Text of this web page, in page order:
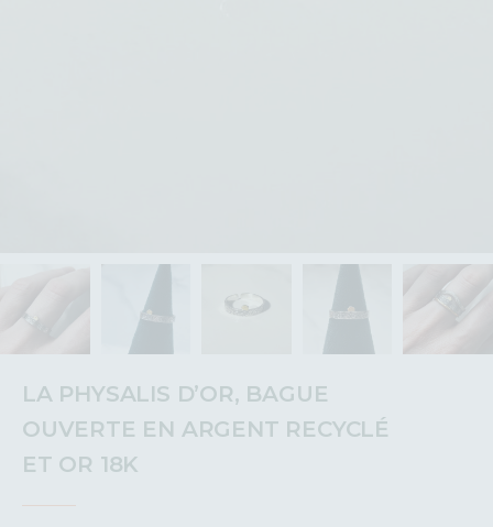
LA PHYSALIS D’OR, BAGUE
OUVERTE EN ARGENT RECYCLÉ
ET OR 18K